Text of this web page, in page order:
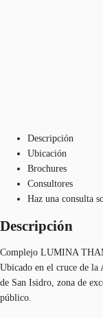
Descripción
Ubicación
Brochures
Consultores
Haz una consulta
Descripción
Complejo LUMINA
Ubicado en el cruce de la
de San Isidro, zona de
público.